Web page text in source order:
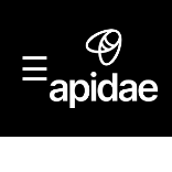
content
☰